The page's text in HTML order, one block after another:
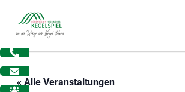
Inhalt
springen
« Alle Veranstaltungen